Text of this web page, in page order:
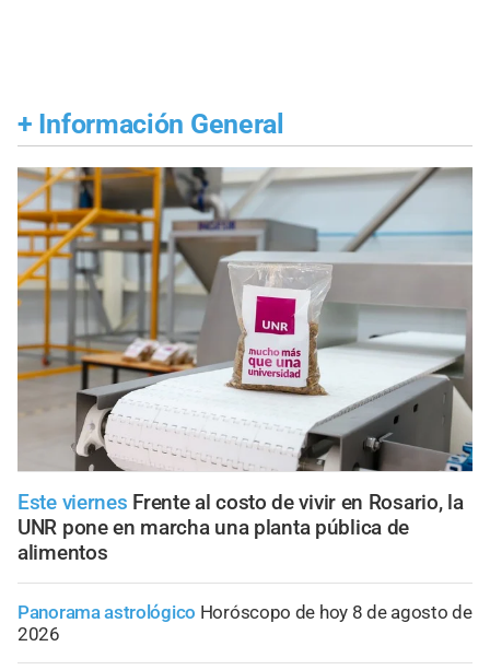
+ Información General
Este viernes Frente al costo de vivir en Rosario, la
UNR pone en marcha una planta pública de
alimentos
Panorama astrológico Horóscopo de hoy 8 de agosto de
2026